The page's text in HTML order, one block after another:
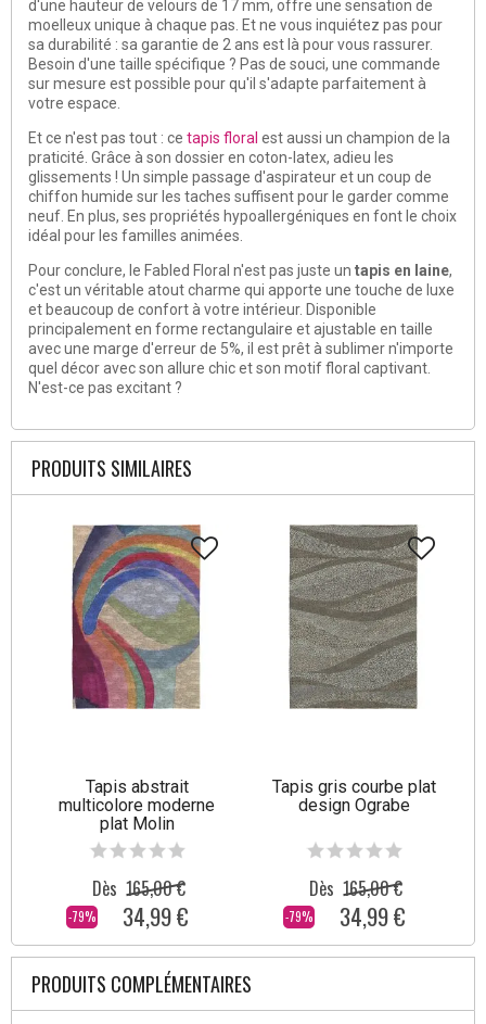
d'une hauteur de velours de 17 mm, offre une sensation de
moelleux unique à chaque pas. Et ne vous inquiétez pas pour
sa durabilité : sa garantie de 2 ans est là pour vous rassurer.
Besoin d'une taille spécifique ? Pas de souci, une commande
sur mesure est possible pour qu'il s'adapte parfaitement à
votre espace.
Et ce n'est pas tout : ce tapis floral est aussi un champion de la
praticité. Grâce à son dossier en coton-latex, adieu les
glissements ! Un simple passage d'aspirateur et un coup de
chiffon humide sur les taches suffisent pour le garder comme
neuf. En plus, ses propriétés hypoallergéniques en font le choix
idéal pour les familles animées.
Pour conclure, le Fabled Floral n'est pas juste un tapis en laine,
c'est un véritable atout charme qui apporte une touche de luxe
et beaucoup de confort à votre intérieur. Disponible
principalement en forme rectangulaire et ajustable en taille
avec une marge d'erreur de 5%, il est prêt à sublimer n'importe
quel décor avec son allure chic et son motif floral captivant.
N'est-ce pas excitant ?
PRODUITS SIMILAIRES
Tapis abstrait
multicolore moderne
plat Molin
-79%
Dès 165,00 €
34,99 €
Tapis gris courbe plat
design Ograbe
-79%
Dès 165,00 €
34,99 €
PRODUITS COMPLÉMENTAIRES